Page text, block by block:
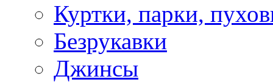
Куртки, парки,
Безрукавки
Джинсы